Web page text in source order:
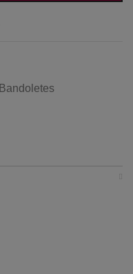
Bandoletes